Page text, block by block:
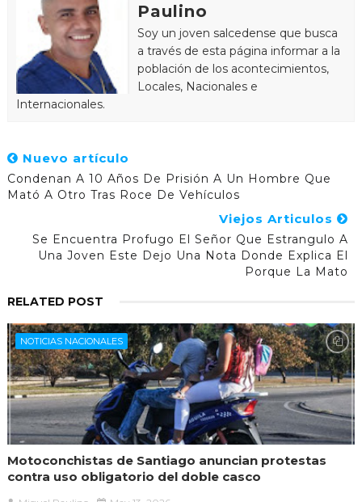
Paulino
Soy un joven salcedense que busca
a través de esta página informar a la
población de los acontecimientos,
Locales, Nacionales e
Internacionales.
Nuevo artículo
Condenan A 10 Años De Prisión A Un Hombre Que
Mató A Otro Tras Roce De Vehículos
Viejos Articulos
Se Encuentra Profugo El Señor Que Estrangulo A
Una Joven Este Dejo Una Nota Donde Explica El
Porque La Mato
RELATED POST
NOTICIAS NACIONALES
Motoconchistas de Santiago anuncian protestas
contra uso obligatorio del doble casco